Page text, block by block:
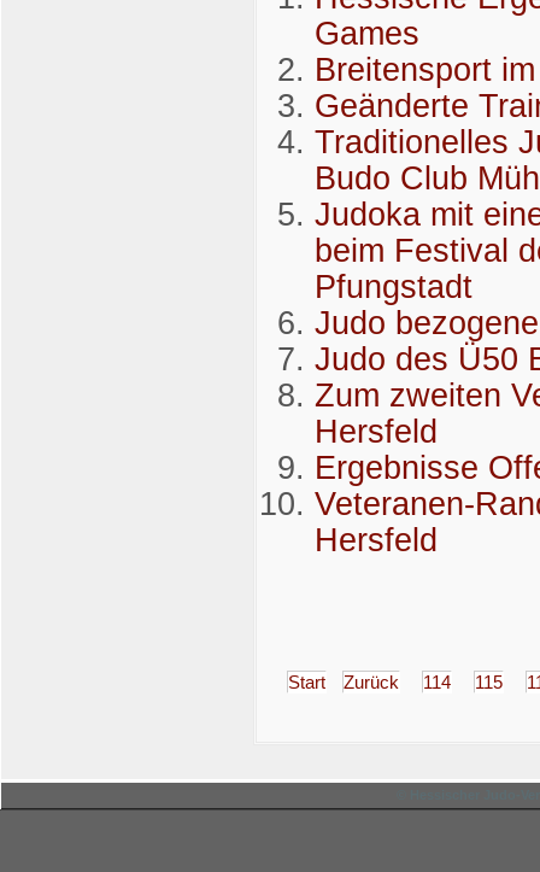
Games
Breitensport
Geänderte
Traditionelles
Budo Club
Judoka mit
beim Festival
Pfungstadt
Judo
Judo des Ü50
Zum zweiten
Hersfeld
Ergebnisse
Veteranen-
Hersfeld
Start Zurück 114 115